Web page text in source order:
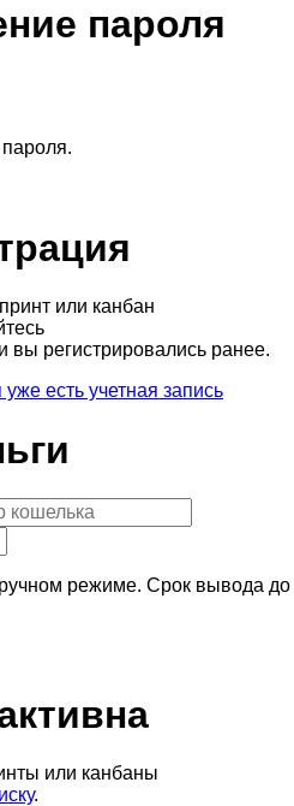
пароля
или канбан
вы регистрировались ранее.
есть учетная запись
режиме. Срок вывода до
или канбаны
.